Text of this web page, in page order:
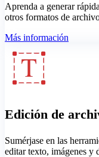
Aprenda a generar
otros formatos de
Más información
Edición de
Sumérjase en las
editar texto, imágenes y